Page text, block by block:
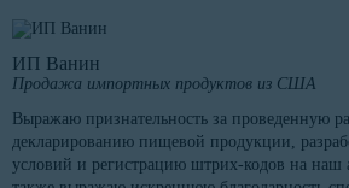
ИП Ванин
Продажа импортных продуктов из США
Выражаю признательность за проведенную
декларированию пищевой продукции,
условий и регистрацию штрих-кодов на наш